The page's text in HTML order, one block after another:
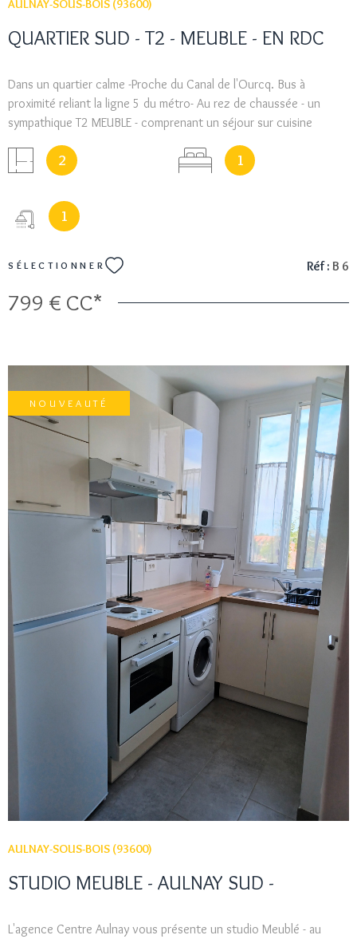
AULNAY-SOUS-BOIS (93600)
QUARTIER SUD - T2 - MEUBLE - EN RDC
Dans un quartier calme -Proche du Canal de l'Ourcq. Bus à
proximité reliant la ligne 5 du métro- Au rez de chaussée - un
sympathique T2 MEUBLE - comprenant un séjour sur cuisine
ouverte, une chambre, une salle d'eau, placard. Deux petites
caves en rez de chaussée.- envoi dossier : sylvie@aca-immo.fr -
REVENUS = 2160 € NET
2 1
1
SÉLECTIONNER Réf : B 6
799 € CC*
AULNAY-SOUS-BOIS (93600)
STUDIO MEUBLE - AULNAY SUD -
L'agence Centre Aulnay vous présente un studio Meublé - au
NOUVEAUTÉ
VOIR LE BIEN